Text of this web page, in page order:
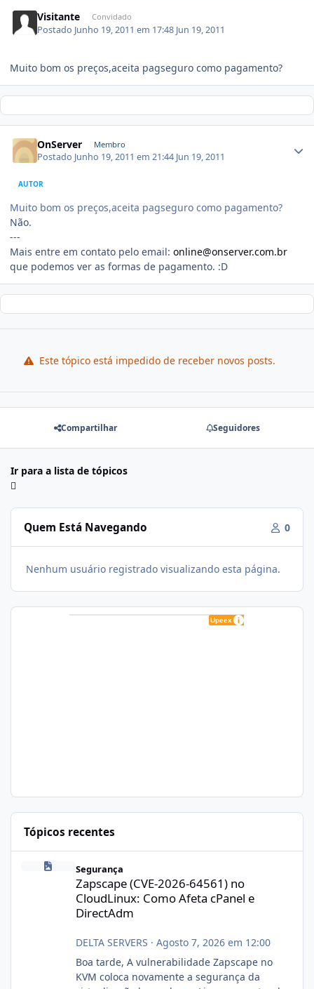
Visitante Convidado
Postado Junho 19, 2011 em 17:48 Jun 19, 2011
Muito bom os preços,aceita pagseguro como pagamento?
OnServer Membro
Postado Junho 19, 2011 em 21:44 Jun 19, 2011
AUTOR
Muito bom os preços,aceita pagseguro como pagamento?
Não.
---
Mais entre em contato pelo email: online@onserver.com.br
que podemos ver as formas de pagamento. :D
Este tópico está impedido de receber novos posts.
Compartilhar Seguidores
Ir para a lista de tópicos
Quem Está Navegando 0
Nenhum usuário registrado visualizando esta página.
Tópicos recentes
Zapscape (CVE-2026-64561) no CloudLinux: Como Afeta cPanel
Segurança
Zapscape (CVE-2026-64561) no
CloudLinux: Como Afeta cPanel e
DirectAdm
DELTA SERVERS · Agosto 7, 2026 em 12:00
Boa tarde, A vulnerabilidade Zapscape no
KVM coloca novamente a segurança da